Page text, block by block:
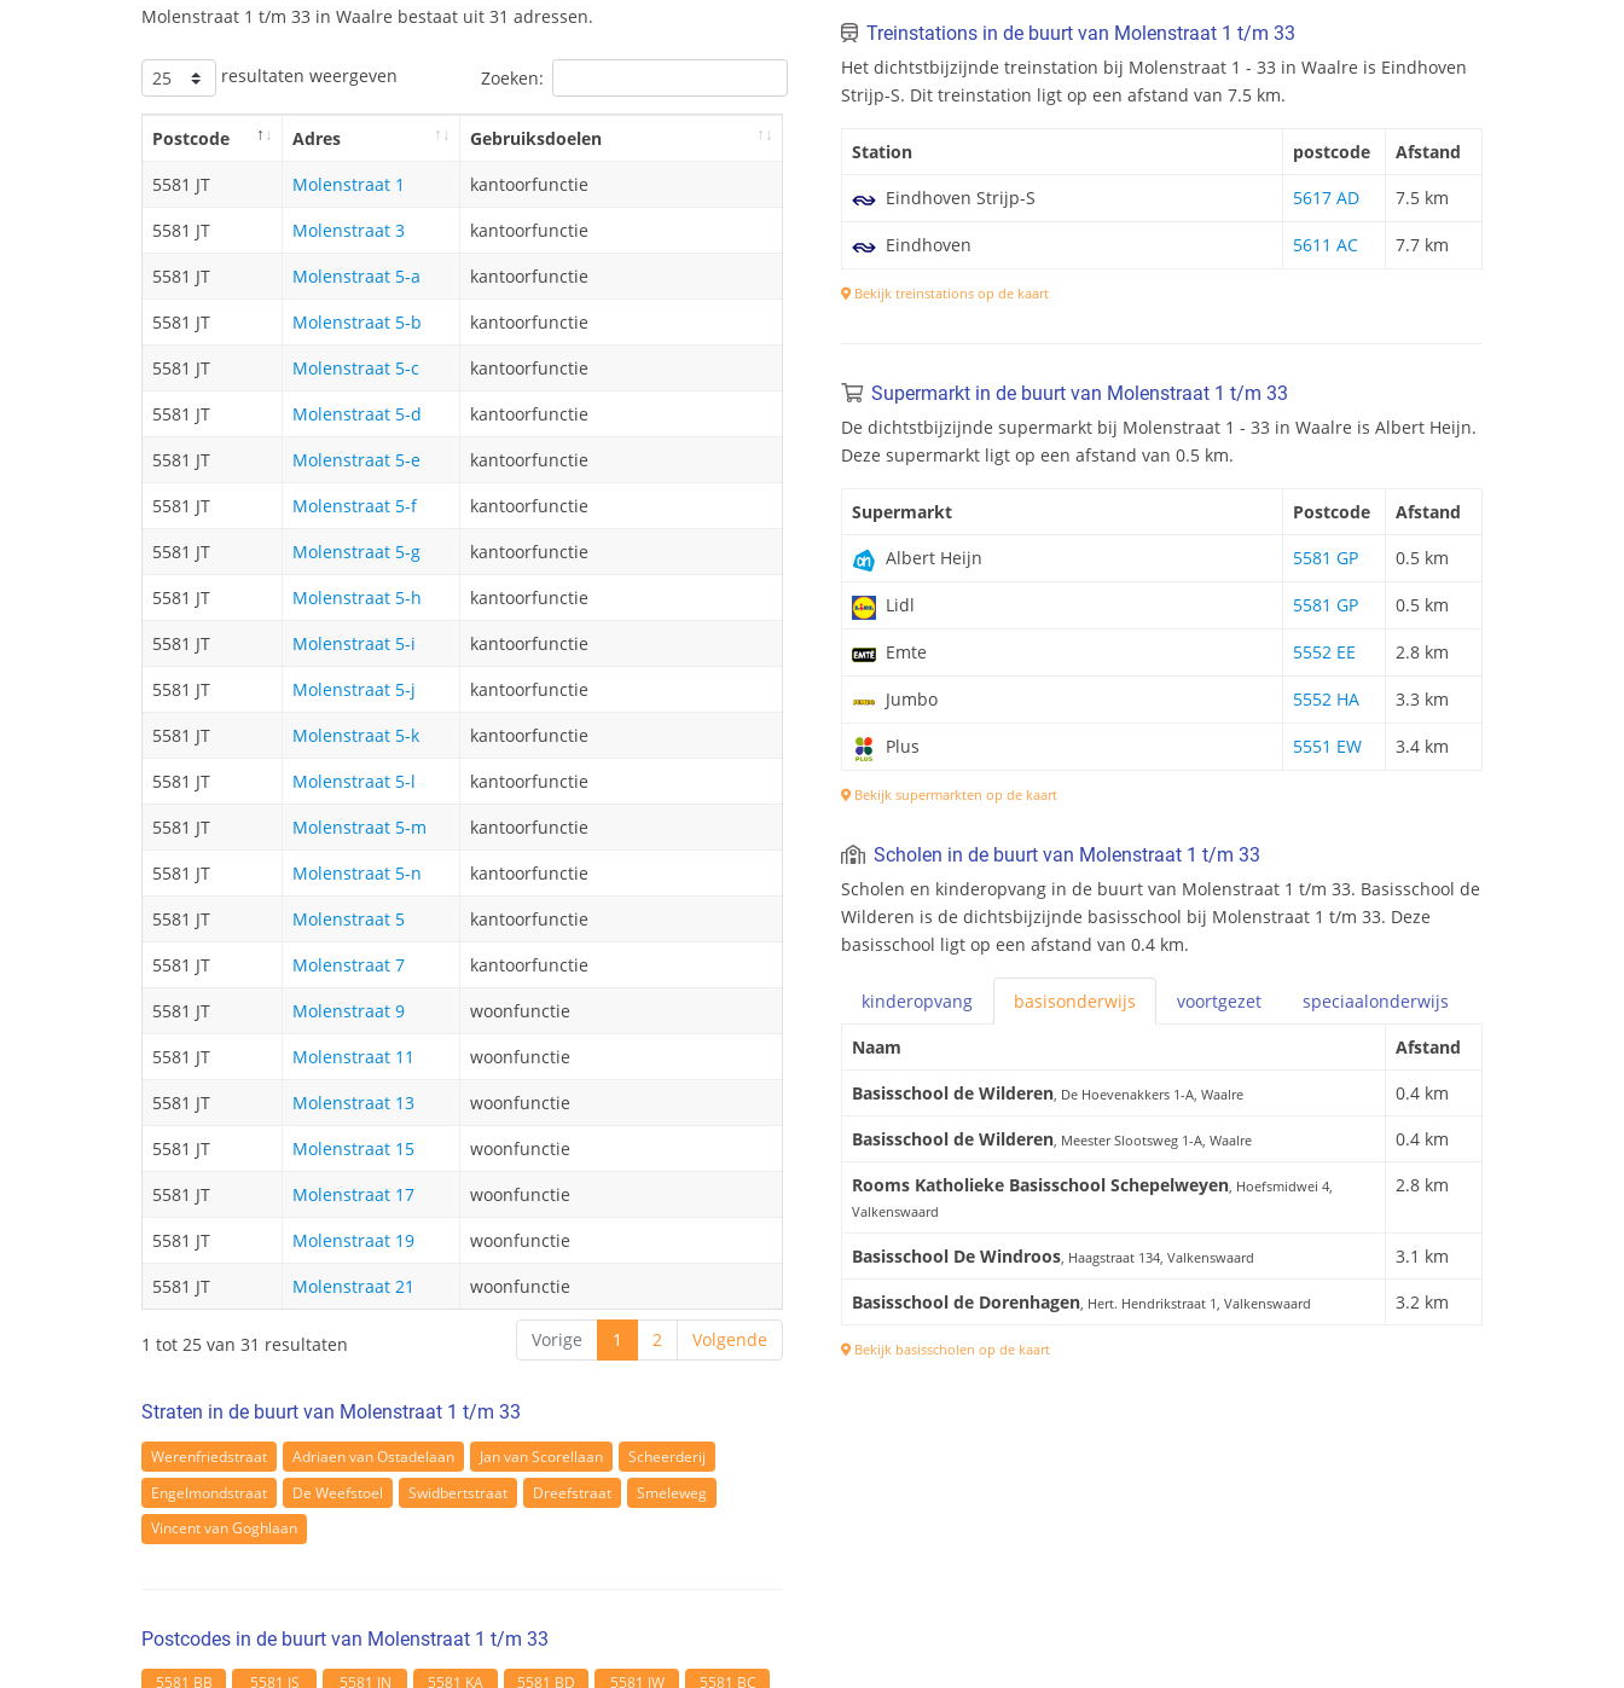
Molenstraat 1 t/m 33 in Waalre bestaat uit 31 adressen.
resultaten weergeven Zoeken:
Postcode Adres
Gebruiksdoelen
5581 JT
Molenstraat 1
kantoorfunctie
5581 JT
Molenstraat 3
kantoorfunctie
5581 JT
Molenstraat 5-a
kantoorfunctie
5581 JT
Molenstraat 5-b
kantoorfunctie
5581 JT
Molenstraat 5-c
kantoorfunctie
5581 JT
Molenstraat 5-d
kantoorfunctie
5581 JT
Molenstraat 5-e
kantoorfunctie
5581 JT
Molenstraat 5-f
kantoorfunctie
5581 JT
Molenstraat 5-g
kantoorfunctie
5581 JT
Molenstraat 5-h
kantoorfunctie
5581 JT
Molenstraat 5-i
kantoorfunctie
5581 JT
Molenstraat 5-j
kantoorfunctie
5581 JT
Molenstraat 5-k
kantoorfunctie
5581 JT
Molenstraat 5-l
kantoorfunctie
5581 JT
Molenstraat 5-m
kantoorfunctie
5581 JT
Molenstraat 5-n
kantoorfunctie
5581 JT
Molenstraat 5
kantoorfunctie
5581 JT
Molenstraat 7
kantoorfunctie
5581 JT
Molenstraat 9
woonfunctie
5581 JT
Molenstraat 11
woonfunctie
5581 JT
Molenstraat 13
woonfunctie
5581 JT
Molenstraat 15
woonfunctie
5581 JT
Molenstraat 17
woonfunctie
5581 JT
Molenstraat 19
woonfunctie
5581 JT
Molenstraat 21 woonfunctie
1 tot 25 van 31 resultaten Vorige 1 2 Volgende
Straten in de buurt van Molenstraat 1 t/m 33
Werenfriedstraat Adriaen van Ostadelaan Jan van Scorellaan
Scheerderij
Engelmondstraat
De Weefstoel Swidbertstraat Dreefstraat
Smeleweg
Vincent van Goghlaan
Postcodes in de buurt van Molenstraat 1 t/m 33
5581 BB 5581 JS 5581 JN 5581 KA 5581 BD 5581 JW
5581 BC
Treinstations in de buurt van Molenstraat 1 t/m 33
Het dichtstbijzijnde treinstation bij Molenstraat 1 - 33 in Waalre is Eindhoven
Strijp-S. Dit treinstation ligt op een afstand van 7.5 km.
Station postcode
Afstand
Eindhoven Strijp-S
5617 AD 7.5 km
Eindhoven 5611 AC 7.7 km
Bekijk treinstations op de kaart
Supermarkt in de buurt van Molenstraat 1 t/m 33
De dichtstbijzijnde supermarkt bij Molenstraat 1 - 33 in Waalre is Albert Heijn.
Deze supermarkt ligt op een afstand van 0.5 km.
Supermarkt Postcode
Afstand
Albert Heijn
5581 GP 0.5 km
Lidl 5581 GP 0.5 km
Emte 5552 EE 2.8 km
Jumbo 5552 HA 3.3 km
Plus 5551 EW 3.4 km
Bekijk supermarkten op de kaart
Scholen in de buurt van Molenstraat 1 t/m 33
Scholen en kinderopvang in de buurt van Molenstraat 1 t/m 33. Basisschool de
Wilderen is de dichtsbijzijnde basisschool bij Molenstraat 1 t/m 33. Deze
basisschool ligt op een afstand van 0.4 km.
kinderopvang basisonderwijs voortgezet speciaalonderwijs
Naam
Afstand
Basisschool de Wilderen, De Hoevenakkers 1-A, Waalre
0.4 km
Basisschool de Wilderen, Meester Slootsweg 1-A, Waalre
0.4 km
Rooms Katholieke Basisschool Schepelweyen, Hoefsmidwei 4,
Valkenswaard
2.8 km
Basisschool De Windroos, Haagstraat 134, Valkenswaard
3.1 km
Basisschool de Dorenhagen, Hert. Hendrikstraat 1, Valkenswaard 3.2 km
Bekijk basisscholen op de kaart